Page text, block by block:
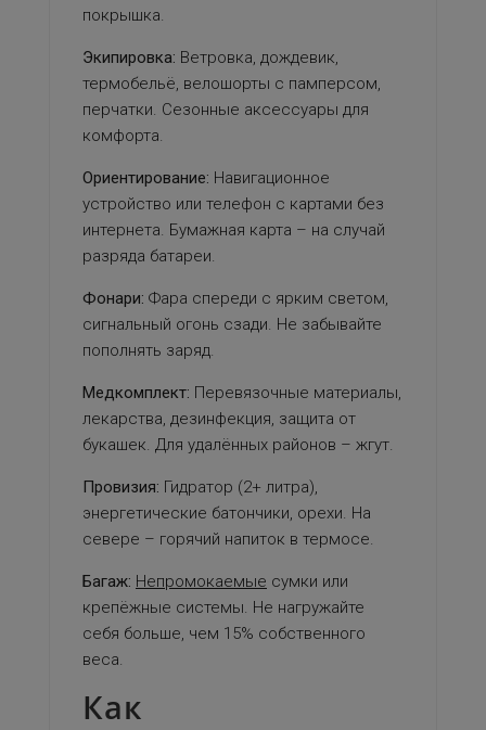
покрышка.
Экипировка: Ветровка, дождевик,
термобельё, велошорты с памперсом,
перчатки. Сезонные аксессуары для
комфорта.
Ориентирование: Навигационное
устройство или телефон с картами без
интернета. Бумажная карта – на случай
разряда батареи.
Фонари: Фара спереди с ярким светом,
сигнальный огонь сзади. Не забывайте
пополнять заряд.
Медкомплект: Перевязочные материалы,
лекарства, дезинфекция, защита от
букашек. Для удалённых районов – жгут.
Провизия: Гидратор (2+ литра),
энергетические батончики, орехи. На
севере – горячий напиток в термосе.
Багаж: Непромокаемые сумки или
крепёжные системы. Не нагружайте
себя больше, чем 15% собственного
веса.
Как